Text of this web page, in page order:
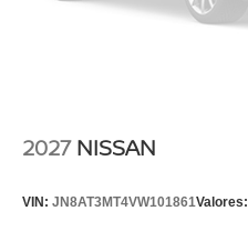
2027 NISSAN
VIN: JN8AT3MT4VW101861Valores: